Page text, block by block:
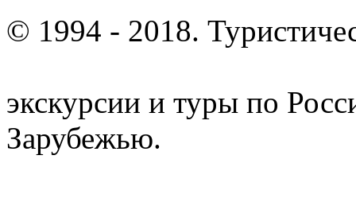
© 1994 - 2018.
экскурсии и туры по
Зарубежью.